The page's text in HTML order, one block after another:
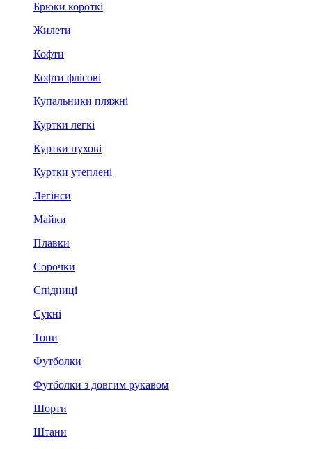
Брюки короткі
Жилети
Кофти
Кофти флісові
Купальники пляжні
Куртки легкі
Куртки пухові
Куртки утеплені
Легінси
Майки
Плавки
Сорочки
Спідниці
Сукні
Топи
Футболки
Футболки з довгим рукавом
Шорти
Штани